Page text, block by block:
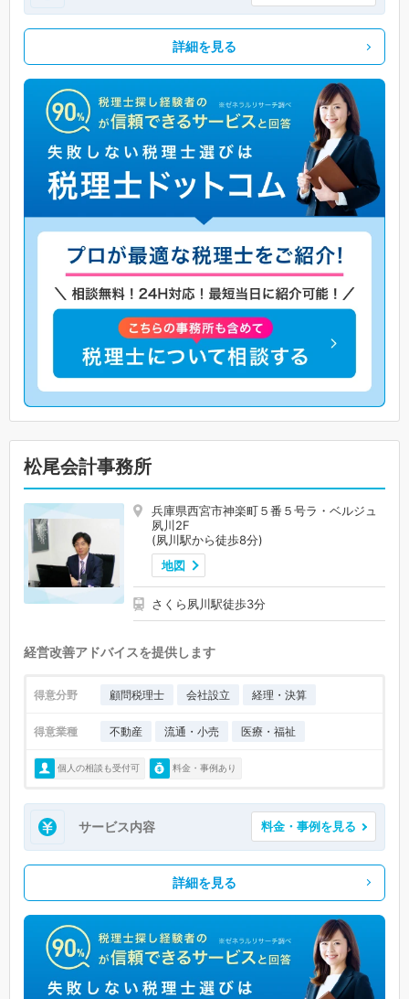
詳細を見る
松尾会計事務所
兵庫県西宮市神楽町５番５号ラ・ベルジュ
夙川2F
(夙川駅から徒歩8分)
地図
さくら夙川駅徒歩3分
経営改善アドバイスを提供します
得意分野 顧問税理士 会社設立 経理・決算
得意業種 不動産 流通・小売 医療・福祉
個人の相談も受付可 料金・事例あり
サービス内容 料金・事例を見る
詳細を見る